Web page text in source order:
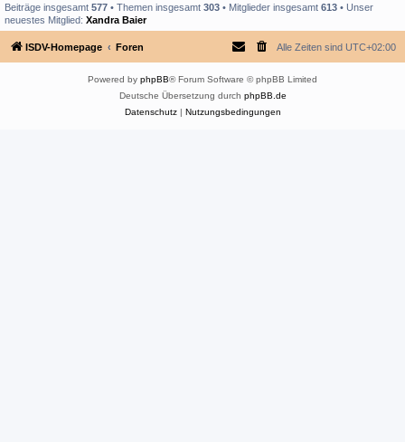
Beiträge insgesamt 577 • Themen insgesamt 303 • Mitglieder insgesamt 613 • Unser
neuestes Mitglied: Xandra Baier
ISDV-Homepage Foren Alle Zeiten sind UTC+02:00
Powered by phpBB® Forum Software © phpBB Limited
Deutsche Übersetzung durch phpBB.de
Datenschutz| Nutzungsbedingungen